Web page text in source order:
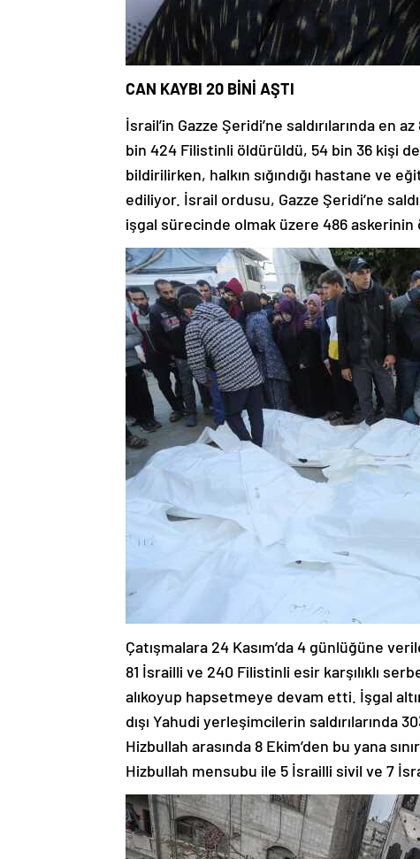
CAN KAYBI 20 BİNİ AŞTI
İsrail’in Gazze Şeridi’ne saldırılarında en
bin 424 Filistinli öldürüldü, 54 bin 36 kişi
bildirilirken, halkın sığındığı hastane ve
ediliyor. İsrail ordusu, Gazze Şeridi’ne
işgal sürecinde olmak üzere 486
Çatışmalara 24 Kasım’da 4 günlüğüne
81 İsrailli ve 240 Filistinli esir karşılıklı
alıkoyup hapsetmeye devam etti. İşgal
dışı Yahudi yerleşimcilerin saldırılarında
Hizbullah arasında 8 Ekim’den bu yana
Hizbullah mensubu ile 5 İsrailli sivil ve 7